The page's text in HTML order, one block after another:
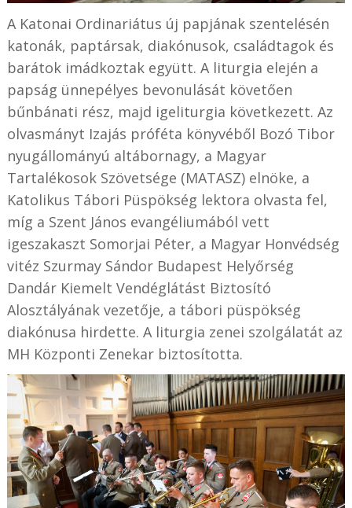
A Katonai Ordinariátus új papjának szentelésén
katonák, paptársak, diakónusok, családtagok és
barátok imádkoztak együtt. A liturgia elején a
papság ünnepélyes bevonulását követően
bűnbánati rész, majd igeliturgia következett. Az
olvasmányt Izajás próféta könyvéből Bozó Tibor
nyugállományú altábornagy, a Magyar
Tartalékosok Szövetsége (MATASZ) elnöke, a
Katolikus Tábori Püspökség lektora olvasta fel,
míg a Szent János evangéliumából vett
igeszakaszt Somorjai Péter, a Magyar Honvédség
vitéz Szurmay Sándor Budapest Helyőrség
Dandár Kiemelt Vendéglátást Biztosító
Alosztályának vezetője, a tábori püspökség
diakónusa hirdette. A liturgia zenei szolgálatát az
MH Központi Zenekar biztosította.